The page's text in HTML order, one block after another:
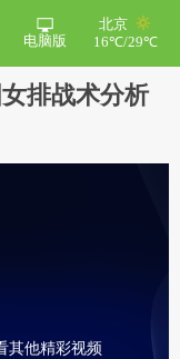
北京
16℃/29℃
电脑版
排战术分析
其他精彩视频